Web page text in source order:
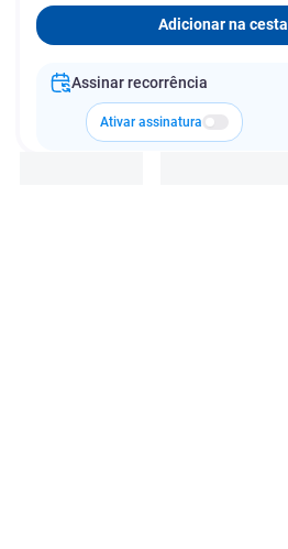
Adicionar na cesta
Assinar recorrência
Ativar assinatura